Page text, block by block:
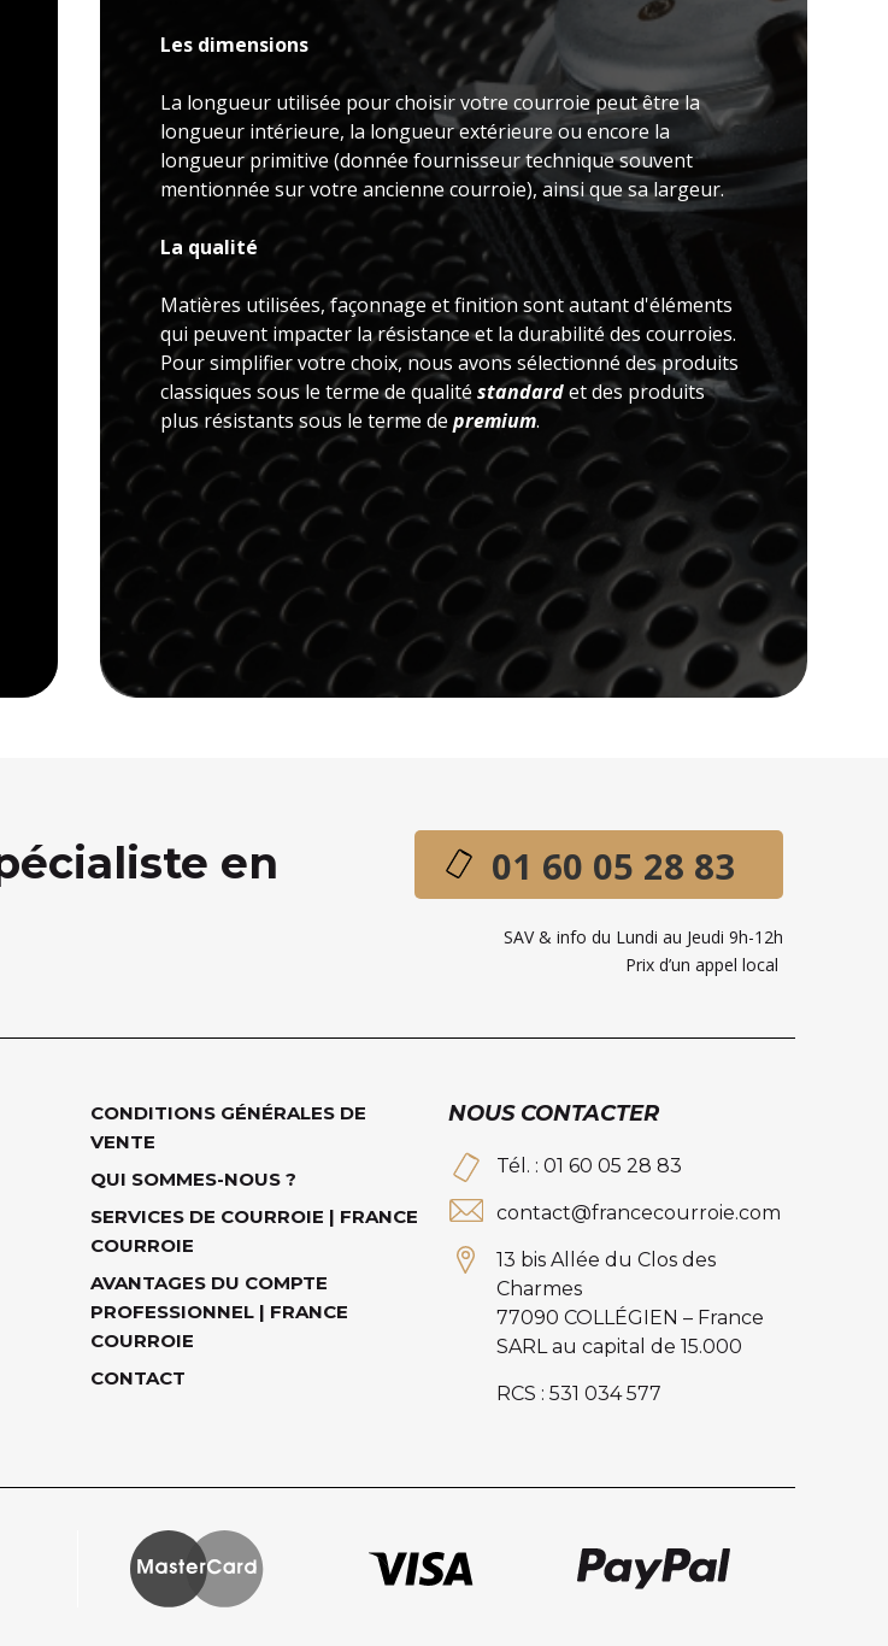
Les dimensions
La longueur utilisée pour choisir votre courroie peut être la
longueur intérieure, la longueur extérieure ou encore la
longueur primitive (donnée fournisseur technique souvent
mentionnée sur votre ancienne courroie), ainsi que sa largeur.
La qualité
Matières utilisées, façonnage et finition sont autant d'éléments
qui peuvent impacter la résistance et la durabilité des courroies.
Pour simplifier votre choix, nous avons sélectionné des produits
classiques sous le terme de qualité standardet des produits
plus résistants sous le terme de premium.
en
01 60 05 28 83
SAV & info du Lundi au Jeudi 9h-12h
Prix d’un appel local
CONDITIONS GÉNÉRALES DE
VENTE
QUI SOMMES-NOUS ?
SERVICES DE COURROIE | FRANCE
COURROIE
AVANTAGES DU COMPTE
PROFESSIONNEL | FRANCE
COURROIE
CONTACT
NOUS CONTACTER
Tél. : 01 60 05 28 83
contact@francecourroie.com
13 bis Allée du Clos des
Charmes
77090 COLLÉGIEN – France
SARL au capital de 15.000
RCS : 531 034 577